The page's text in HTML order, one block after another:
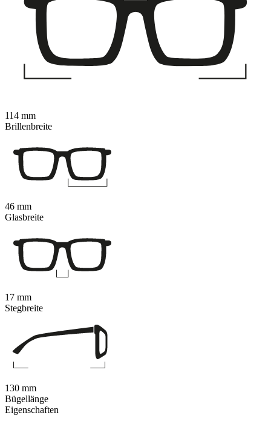
Eigenschaften
114 mm
Brillenbreite
46 mm
Glasbreite
17 mm
Stegbreite
130 mm
Bügellänge